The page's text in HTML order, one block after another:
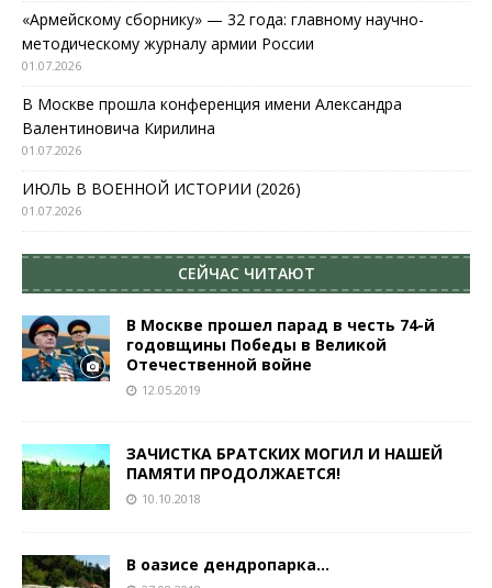
«Армейскому сборнику» — 32 года: главному научно-
методическому журналу армии России
01.07.2026
В Москве прошла конференция имени Александра
Валентиновича Кирилина
01.07.2026
ИЮЛЬ В ВОЕННОЙ ИСТОРИИ (2026)
01.07.2026
СЕЙЧАС ЧИТАЮТ
В Москве прошел парад в честь 74-й
годовщины Победы в Великой
Отечественной войне
12.05.2019
ЗАЧИСТКА БРАТСКИХ МОГИЛ И НАШЕЙ
ПАМЯТИ ПРОДОЛЖАЕТСЯ!
10.10.2018
В оазисе дендропарка…